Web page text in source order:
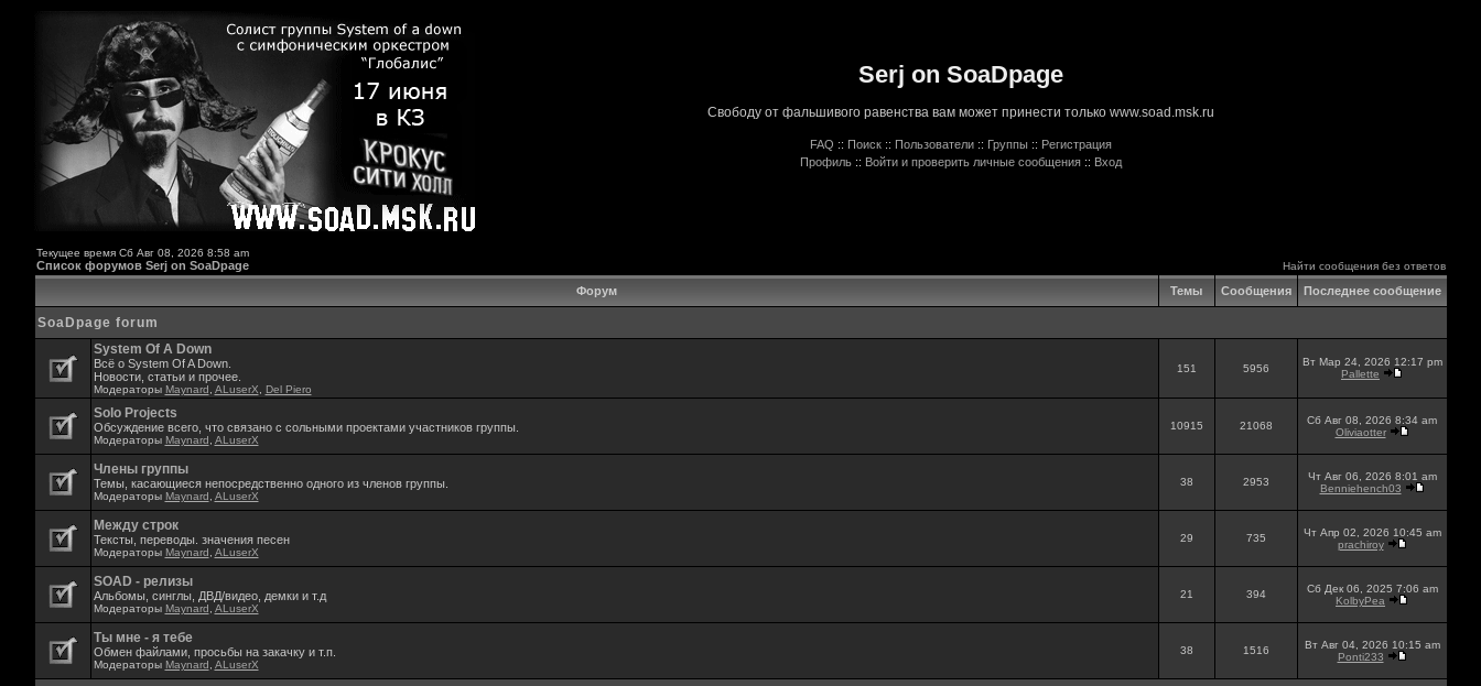
Serj on SoaDpage
Свободу от фальшивого равенства вам может принести только www.soad.msk.ru
FAQ :: Поиск :: Пользователи :: Группы :: Регистрация
Профиль :: Войти и проверить личные сообщения :: Вход
Текущее время Сб Авг 08, 2026 8:58 am
Список форумов Serj on SoaDpage Найти сообщения без ответов
Форум Темы Сообщения Последнее сообщение
SoaDpage forum
System Of A Down
Всё о System Of A Down.
Новости, статьи и прочее.
Модераторы Maynard ALuserX Del Piero
151 5956
Вт Мар 24, 2026 12:17 pm
Pallette
Solo Projects
Обсуждение всего, что связано с сольными проектами участников группы.
Модераторы Maynard ALuserX
10915 21068
Сб Авг 08, 2026 8:34 am
Oliviaotter
Члены группы
Темы, касающиеся непосредственно одного из членов группы.
Модераторы Maynard ALuserX
38 2953
Чт Авг 06, 2026 8:01 am
Benniehench03
Между строк
Тексты, переводы. значения песен
Модераторы Maynard ALuserX
29 735
Чт Апр 02, 2026 10:45 am
prachiroy
SOAD - релизы
Альбомы, синглы, ДВД/видео, демки и т.д
Модераторы Maynard ALuserX
21 394
Сб Дек 06, 2025 7:06 am
KolbyPea
Ты мне - я тебе
Обмен файлами, просьбы на закачку и т.п.
Модераторы Maynard ALuserX
38 1516
Вт Авг 04, 2026 10:15 am
Ponti233